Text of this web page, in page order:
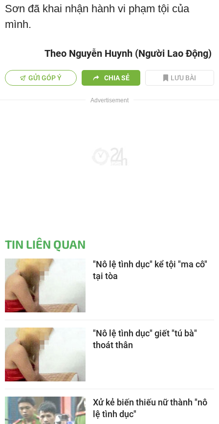
Sơn đã khai nhận hành vi phạm tội của
mình.
Theo Nguyễn Huynh (Người Lao Động)
GỬI GÓP Ý CHIA SẺ LƯU BÀI
TIN LIÊN QUAN
"Nô lệ tình dục" kể tội "ma cô"
tại tòa
"Nô lệ tình dục" giết "tú bà"
thoát thân
Xử kẻ biến thiếu nữ thành "nô
lệ tình dục"